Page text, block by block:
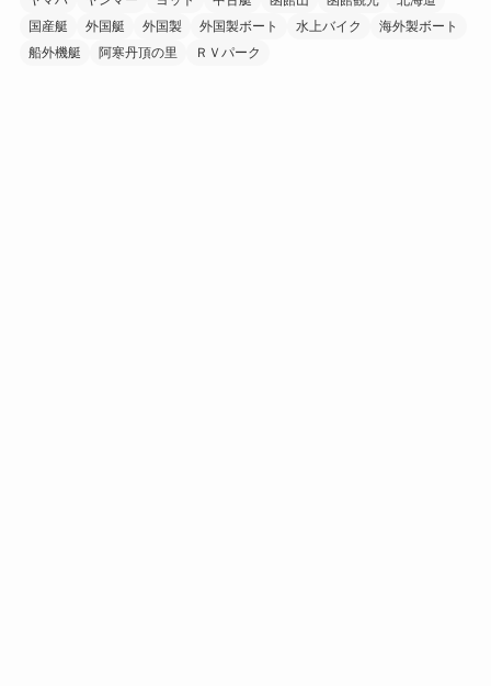
国産艇
外国艇 外国製 外国製ボート 水上バイク
海外製ボート
船外機艇
阿寒丹頂の里 ＲＶパーク